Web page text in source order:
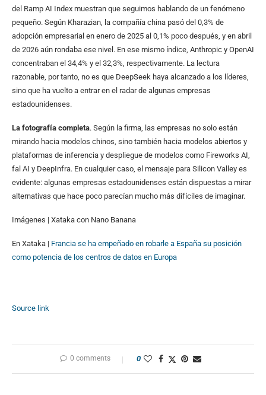
del Ramp AI Index muestran que seguimos hablando de un fenómeno
pequeño. Según Kharazian, la compañía china pasó del 0,3% de
adopción empresarial en enero de 2025 al 0,1% poco después, y en abril
de 2026 aún rondaba ese nivel. En ese mismo índice, Anthropic y OpenAI
concentraban el 34,4% y el 32,3%, respectivamente. La lectura
razonable, por tanto, no es que DeepSeek haya alcanzado a los líderes,
sino que ha vuelto a entrar en el radar de algunas empresas
estadounidenses.
La fotografía completa. Según la firma, las empresas no solo están
mirando hacia modelos chinos, sino también hacia modelos abiertos y
plataformas de inferencia y despliegue de modelos como Fireworks AI,
fal AI y DeepInfra. En cualquier caso, el mensaje para Silicon Valley es
evidente: algunas empresas estadounidenses están dispuestas a mirar
alternativas que hace poco parecían mucho más difíciles de imaginar.
Imágenes | Xataka con Nano Banana
En Xataka | Francia se ha empeñado en robarle a España su posición
como potencia de los centros de datos en Europa
Source link
0 comments 0